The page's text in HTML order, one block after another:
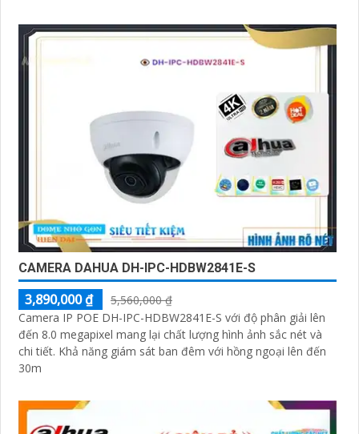
CAMERA DAHUA DH-IPC-HDBW2841E-S
3,890,000 ₫
5,560,000 ₫
Camera IP POE DH-IPC-HDBW2841E-S với độ phân giải lên
đến 8.0 megapixel mang lại chất lượng hình ảnh sắc nét và
chi tiết. Khả năng giám sát ban đêm với hồng ngoại lên đến
30m